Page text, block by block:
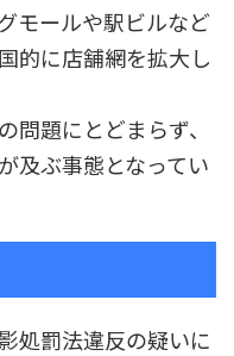
モールや駅ビルなど
的に店舗網を拡大し
問題にとどまらず、
及ぶ事態となってい
処罰法違反の疑いに